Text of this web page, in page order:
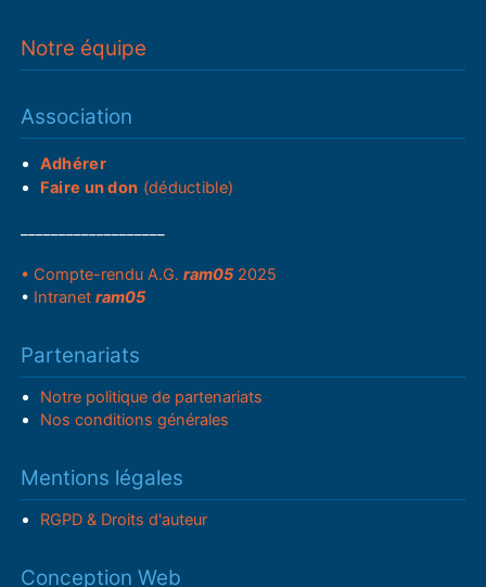
Notre équipe
Association
Adhérer
Faire un don (déductible)
• Compte-rendu A.G.ram05 2025
• Intranetram05
Partenariats
Notre politique de partenariats
Nos conditions générales
Mentions légales
RGPD & Droits d'auteur
Conception Web